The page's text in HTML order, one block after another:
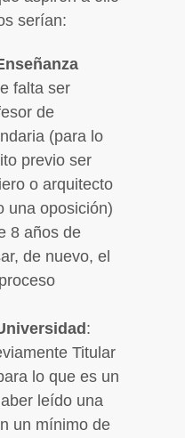
serían:
falta ser
de
(para lo
previo ser
o arquitecto
una oposición)
8 años de
de nuevo, el
:
Titular
lo que es un
leído una
un mínimo de